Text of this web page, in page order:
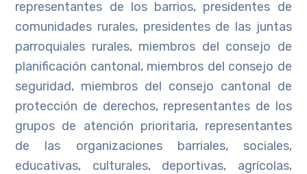
representantes de los barrios, presidentes de
comunidades rurales, presidentes de las juntas
parroquiales rurales, miembros del consejo de
planificación cantonal, miembros del consejo de
seguridad, miembros del consejo cantonal de
protección de derechos, representantes de los
grupos de atención prioritaria, representantes
de las organizaciones barriales, sociales,
educativas, culturales, deportivas, agrícolas,